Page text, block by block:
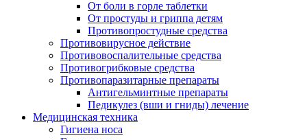
От боли в горле таблетки
От простуды и гриппа детям
Противопростудные средства
Противовирусное действие
Противовоспалительные средства
Противогрибковые средства
Противопаразитарные препараты
Антигельминтные препараты
Педикулез (вши и гниды) лечение
Медицинская техника
Гигиена носа